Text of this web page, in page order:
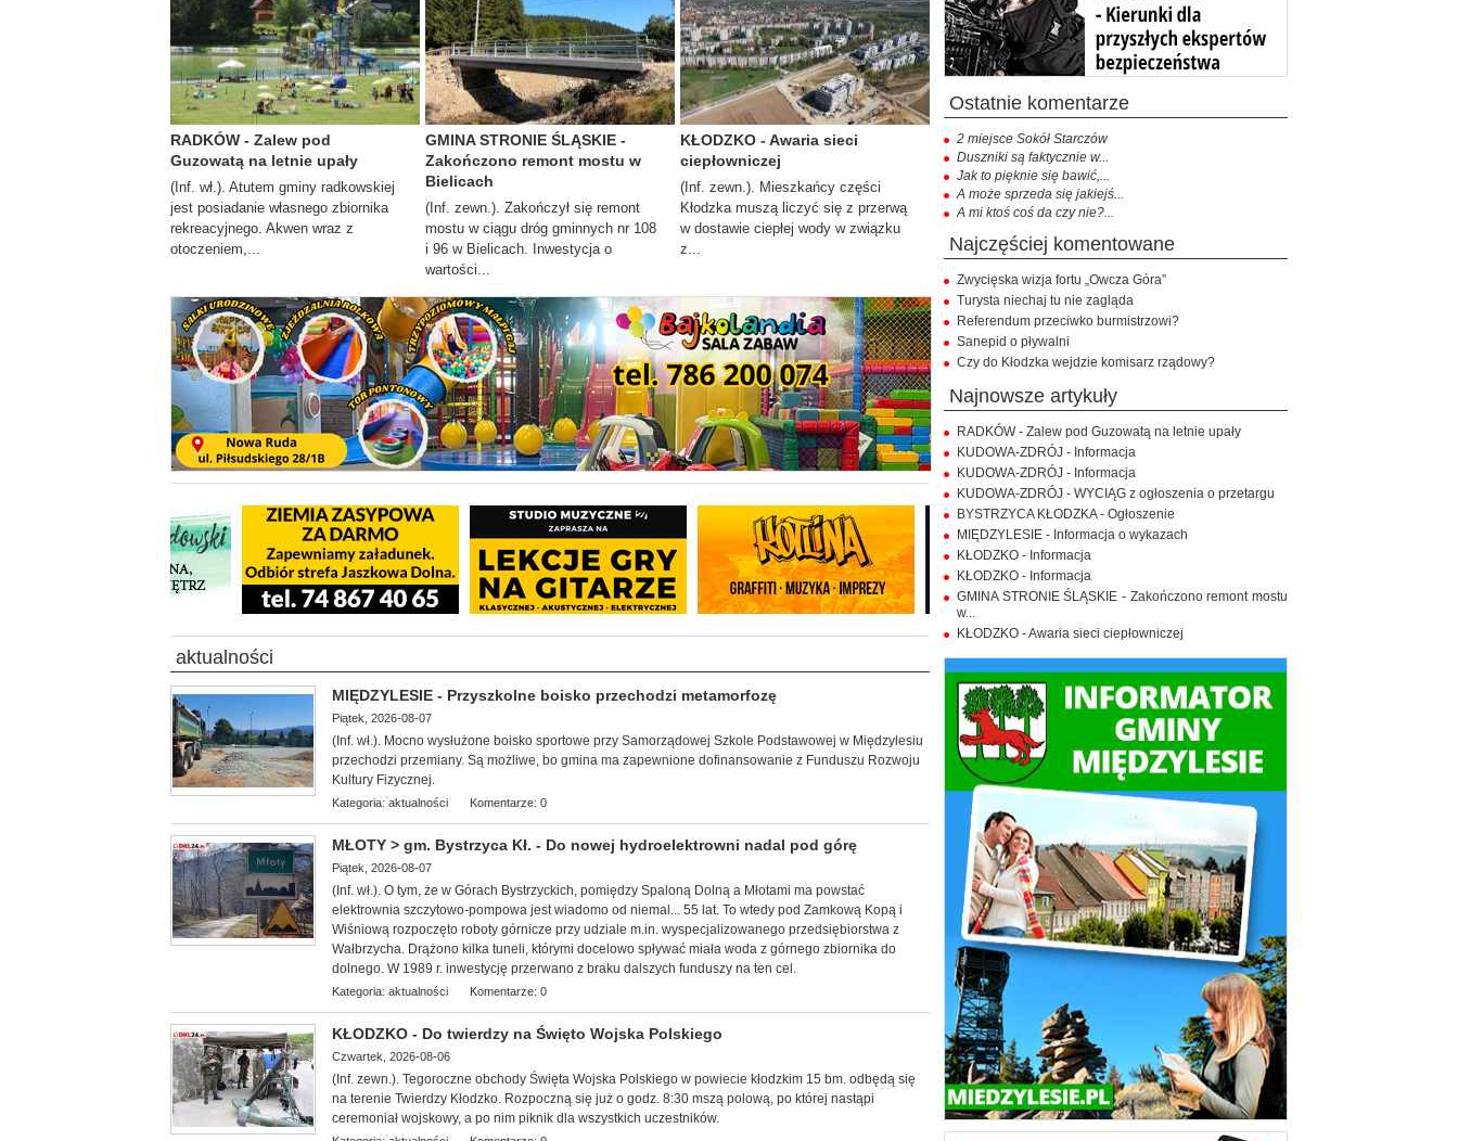
RADKÓW - Zalew pod
Guzowatą na letnie upały
(Inf. wł.). Atutem gminy radkowskiej
jest posiadanie własnego zbiornika
rekreacyjnego. Akwen wraz z
otoczeniem,...
GMINA STRONIE ŚLĄSKIE -
Zakończono remont mostu w
Bielicach
(Inf. zewn.). Zakończył się remont
mostu w ciągu dróg gminnych nr 108
i 96 w Bielicach. Inwestycja o
wartości...
KŁODZKO - Awaria sieci
ciepłowniczej
(Inf. zewn.). Mieszkańcy części
Kłodzka muszą liczyć się z przerwą
w dostawie ciepłej wody w związku
z...
aktualności
MIĘDZYLESIE - Przyszkolne boisko przechodzi metamorfozę
Piątek, 2026-08-07
(Inf. wł.). Mocno wysłużone boisko sportowe przy Samorządowej Szkole Podstawowej w Międzylesiu
przechodzi przemiany. Są możliwe, bo gmina ma zapewnione dofinansowanie z Funduszu Rozwoju
Kultury Fizycznej.
Kategoria: aktualności Komentarze: 0
MŁOTY > gm. Bystrzyca Kł. - Do nowej hydroelektrowni nadal pod górę
Piątek, 2026-08-07
(Inf. wł.). O tym, że w Górach Bystrzyckich, pomiędzy Spaloną Dolną a Młotami ma powstać
elektrownia szczytowo-pompowa jest wiadomo od niemal... 55 lat. To wtedy pod Zamkową Kopą i
Wiśniową rozpoczęto roboty górnicze przy udziale m.in. wyspecjalizowanego przedsiębiorstwa z
Wałbrzycha. Drążono kilka tuneli, którymi docelowo spływać miała woda z górnego zbiornika do
dolnego. W 1989 r. inwestycję przerwano z braku dalszych funduszy na ten cel.
Kategoria: aktualności Komentarze: 0
KŁODZKO - Do twierdzy na Święto Wojska Polskiego
Czwartek, 2026-08-06
(Inf. zewn.). Tegoroczne obchody Święta Wojska Polskiego w powiecie kłodzkim 15 bm. odbędą się
na terenie Twierdzy Kłodzko. Rozpoczną się już o godz. 8:30 mszą polową, po której nastąpi
ceremoniał wojskowy, a po nim piknik dla wszystkich uczestników.
ostatnie komentarze
2 miejsce Sokół Starczów
Duszniki są faktycznie w...
Jak to pięknie się bawić,...
A może sprzeda się jakiejś...
A mi ktoś coś da czy nie?...
najczęściej komentowane
Zwycięska wizja fortu „Owcza Góra”
Turysta niechaj tu nie zagląda
Referendum przeciwko burmistrzowi?
Sanepid o pływalni
Czy do Kłodzka wejdzie komisarz rządowy?
najnowsze artykuły
RADKÓW - Zalew pod Guzowatą na letnie upały
KUDOWA-ZDRÓJ - Informacja
KUDOWA-ZDRÓJ - Informacja
KUDOWA-ZDRÓJ - WYCIĄG z ogłoszenia o przetargu
BYSTRZYCA KŁODZKA - Ogłoszenie
MIĘDZYLESIE - Informacja o wykazach
KŁODZKO - Informacja
KŁODZKO - Informacja
GMINA STRONIE ŚLĄSKIE - Zakończono remont mostu
w...
KŁODZKO - Awaria sieci ciepłowniczej